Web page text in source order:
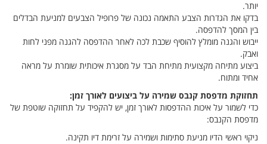
יותר.
בדקו את הגדרות הצבע התאמה נכונה של פרופיל הצבעים למניעת הבדלים
בין המסך להדפסה.
ייבוש והגנה מומלץ להוסיף שכבת לכה לאחר ההדפסה להגנה מפני לחות
ואבק.
ביצוע מתיחה מקצועית מתיחת הבד על מסגרת איכותית שומרת על מראה
אחיד ומתוח.
תחזוקת מדפסת קנבס שמירה על ביצועים לאורך זמן:
כדי לשמור על איכות ההדפסות לאורך זמן, יש להקפיד על תחזוקה שוטפת של
מדפסת הקנבס:
ניקוי ראשי הדיו מניעת סתימות ושמירה על זרימת דיו תקינה.